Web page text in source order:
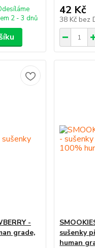
2 - 3 dnů
42 Kč
38 Kč bez
-
grade,
sušenky
human